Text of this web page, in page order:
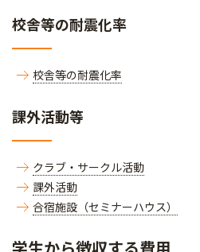
校舎等の耐震化率
校舎等の耐震化率
課外活動等
クラブ・サークル活動
課外活動
合宿施設（セミナーハウス）